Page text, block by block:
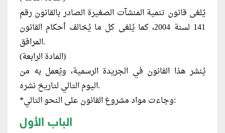
يُلغى قانون تنمية المنشآت الصغيرة الصادر بالقانون رقم
141 لسنة 2004، كما يُلغى كل ما يُخالف أحكام القانون
المرافق.
(المادة الرابعة)
يُنشر هذا القانون في الجريدة الرسمية، ويُعمل به من
اليوم التالي لتاريخ نشره.
*وجاءت مواد مشروع القانون على النحو التالي:
الباب الأول